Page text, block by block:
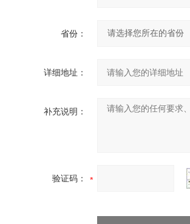
省份：
详细地址：
补充说明：
验证码：